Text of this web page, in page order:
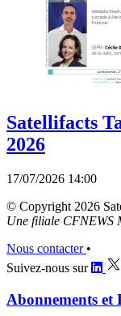
Satellifacts
2026
17/07/2026 14:00
© Copyright 2026
Une filiale CFNEWS
Nous contacter •
Suivez-nous sur
Abonnements et